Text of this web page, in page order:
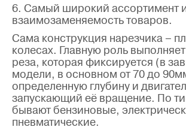
6. Самый широкий ассортимент
взаимозаменяемость товаров.
Сама конструкция нарезчика –
колесах. Главную роль
реза, которая фиксируется (в
модели, в основном от 70 до
определенную глубину и
запускающий её вращение. По
бывают бензиновые,
пневматические.